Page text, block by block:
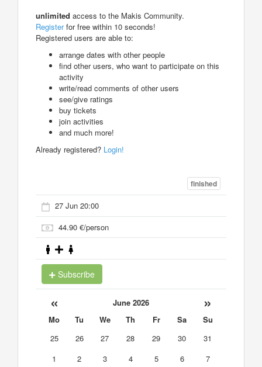
unlimited access to the Makis Community.
Registerfor free within 10 seconds!
Registered users are able to:
arrange dates with other people
find other users, who want to participate on this
activity
write/read comments of other users
see/give ratings
buy tickets
join activities
and much more!
Already registered? Login!
finished
27 Jun 20:00
44.90 €/person
Subscribe
« June 2026 »
Mo Tu We Th Fr Sa
Su
25
26 27 28 29 30
31
1
2 3 4 5 6
7